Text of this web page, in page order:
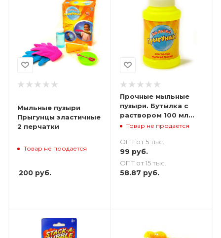
Мыльные пузыри
Прыгунцы эластичные
2 перчатки
Товар не продается
200 руб.
Прочные мыльные
пузыри. Бутылка с
раствором 100 мл
для Эластичных
Прыгунцы
Товар не продается
ОПТ от 5 тыс.
99 руб.
ОПТ от 15 тыс.
58.87 руб.